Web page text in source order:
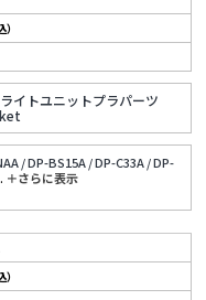
イトユニットプラパーツ
/DP-BS15A /DP-C33A /DP-
＋さらに表⽰